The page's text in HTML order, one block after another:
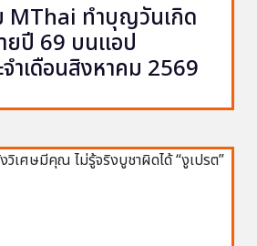
MThai ทำบุญวันเกิด
ยปี 69 บนแอป
ำเดือนสิงหาคม 2569